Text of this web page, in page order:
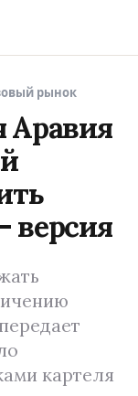
рынок
Аравия
версия
картеля